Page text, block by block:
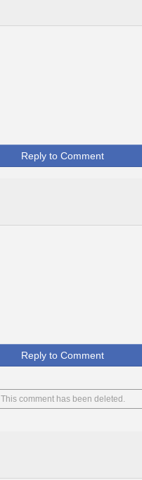
Reply to Comment
Reply to Comment
This comment has been deleted.